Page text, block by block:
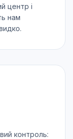
центр і
нам
контроль: